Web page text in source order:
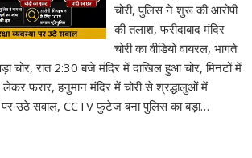
चोरी, पुलिस ने शुरू की आरोपी
की तलाश, फरीदाबाद मंदिर
चोरी का वीडियो वायरल, भागते
चोर, रात 2:30 बजे मंदिर में दाखिल हुआ चोर, मिनटों में
फरार, हनुमान मंदिर में चोरी से श्रद्धालुओं में
पर उठे सवाल, CCTV फुटेज बना पुलिस का बड़ा…